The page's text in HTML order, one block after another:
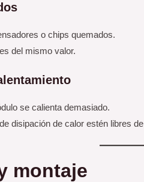
o chips quemados.
del mismo valor.
se calienta demasiado.
disipación de calor estén libres
montaje